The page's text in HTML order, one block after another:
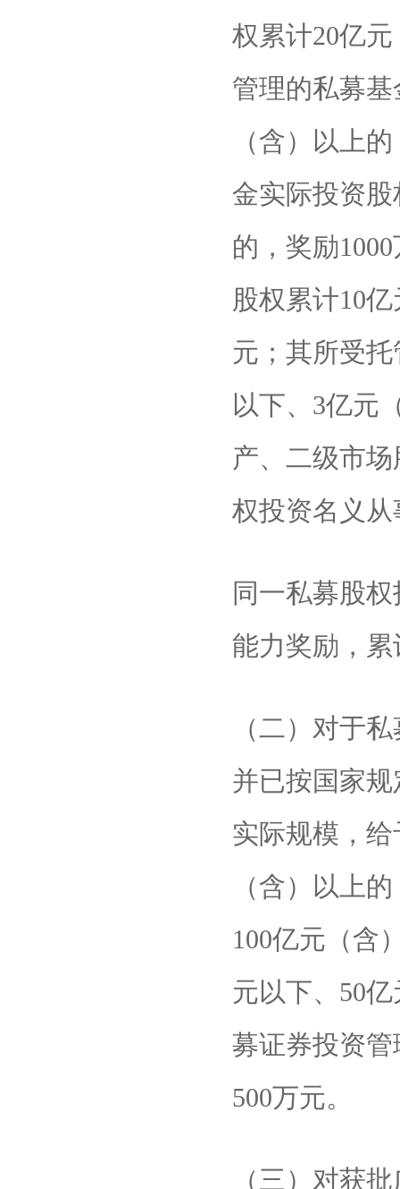
权累计20亿
管理的私募
（含）以上
金实际投资
的，奖励
股权累计10
元；其所受
以下、3亿元
产、二级市
权投资名义
同一私募股
能力奖励，累
（二）对于
并已按国家
实际规模，
（含）以上
100亿元（含
元以下、50
募证券投资
500万元。
（三）对获